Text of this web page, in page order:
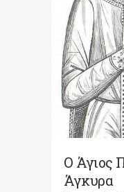
Ο Άγιος
Άγκυρα